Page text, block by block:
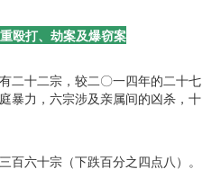
殴打、劫案及爆窃案
二十二宗，较二〇一四年的二十七
暴力，六宗涉及亲属间的凶杀，十
百六十宗（下跌百分之四点八）。